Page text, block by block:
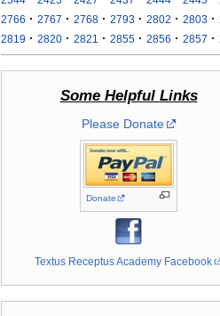
2766 · 2767 · 2768 · 2793 · 2802 · 2803 ·
2819 · 2820 · 2821 · 2855 · 2856 · 2857 ·
Some Helpful Links
Please Donate
Donate
Textus Receptus Academy Facebook